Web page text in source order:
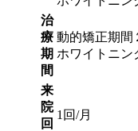
治
療
期
間
動的矯正期間
ホワイトニン
来
院
回
1回/月